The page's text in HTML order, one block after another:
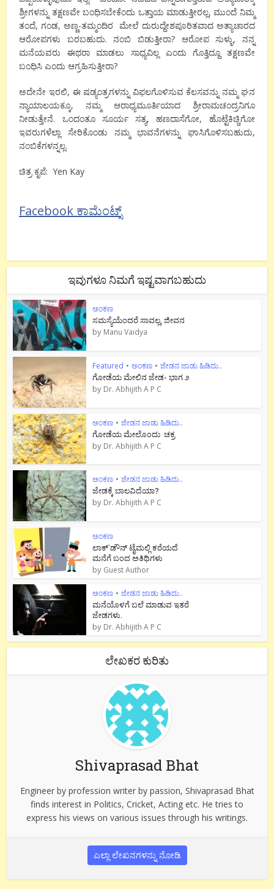
ಶ್ರೀಗಳನ್ನು ತಕ್ಷಣವೇ ಬಂಧಿಸಬೇಕೆಂದು ಒತ್ತಾಯ ಮಾಡುತ್ತೀರಲ್ಲ, ಮುಂದೆ ನಿಮ್ಮ
ತಂದೆ, ಗಂಡ, ಅಣ್ಣ-ತಮ್ಮಂದಿರ ಮೇಲೆ ದುರುದ್ದೇಶಪೂರಿತವಾದ ಅತ್ಯಾಚಾರದ
ಆರೋಪಗಳು ಬರಬಹುದು. ನಂಬಿ ಬಿಡುತ್ತೀರಾ? ಆರೋಪ ಸುಳ್ಳು, ನನ್ನ
ಮನೆಯವರು ಈಥರಾ ಮಾಡಲು ಸಾಧ್ಯವಿಲ್ಲ ಎಂದು ಗೊತ್ತಿದ್ದೂ ತಕ್ಷಣವೇ
ಬಂಧಿಸಿ ಎಂದು ಆಗ್ರಹಿಸುತ್ತೀರಾ?
ಅದೇನೇ ಇರಲಿ, ಈ ಷಡ್ಯಂತ್ರಗಳನ್ನು ವಿಫಲಗೊಳಿಸುವ ಕೆಲಸವನ್ನು ನಮ್ಮ ಘನ
ನ್ಯಾಯಾಲಯಕ್ಕೂ, ನಮ್ಮ ಆರಾಧ್ಯಮೂರ್ತಿಯಾದ ಶ್ರೀರಾಮಚಂದ್ರನಿಗೂ
ನೀಡುತ್ತೇನೆ. ಒಂದಂತೂ ಸೂರ್ಯ ಸತ್ಯ, ಹಣದಾಸೆಗೋ, ಹೊಟ್ಟೆಕಿಚ್ಚಿಗೋ
ಇವರುಗಳೆಲ್ಲಾ ಸೇರಿಕೊಂಡು ನಮ್ಮ ಭಾವನೆಗಳನ್ನು ಘಾಸಿಗೊಳಿಸಬಹುದು,
ನಂಬಿಕೆಗಳನ್ನಲ್ಲ.
ಚಿತ್ರ ಕೃಪೆ: Yen Kay
Facebook ಕಾಮೆಂಟ್ಸ್
ಇವುಗಳೂ ನಿಮಗೆ ಇಷ್ಟವಾಗಬಹುದು
ಅಂಕಣ
ಸಮಸ್ಯೆಯೆಂದರೆ ಸಾವಲ್ಲ, ಜೀವನ
by Manu Vaidya
Featured • ಅಂಕಣ • ಜೇಡನ ಜಾಡು ಹಿಡಿದು..
ಗೋಡೆಯ ಮೇಲಿನ ಜೇಡ- ಭಾಗ ೨
by Dr. Abhijith A P C
ಅಂಕಣ • ಜೇಡನ ಜಾಡು ಹಿಡಿದು..
ಗೋಡೆಯ ಮೇಲೊಂದು ಚಕ್ರ
by Dr. Abhijith A P C
ಅಂಕಣ • ಜೇಡನ ಜಾಡು ಹಿಡಿದು..
ಜೇಡಕ್ಕೆ ಬಾಲವಿದೆಯಾ?
by Dr. Abhijith A P C
ಅಂಕಣ
ಲಾಕ್`ಡೌನ್ ಟೈಮಲ್ಲಿ ಕರೆಯದೆ
ಮನೆಗೆ ಬಂದ ಅತಿಥಿಗಳು
by Guest Author
ಅಂಕಣ • ಜೇಡನ ಜಾಡು ಹಿಡಿದು..
ಮನೆಯೊಳಗೆ ಬಲೆ ಮಾಡುವ ಇತರೆ
ಜೇಡಗಳು.
by Dr. Abhijith A P C
ಲೇಖಕರ ಕುರಿತು
Shivaprasad Bhat
Engineer by profession writer by passion, Shivaprasad Bhat
finds interest in Politics, Cricket, Acting etc. He tries to
express his views on various issues through his writings.
ಎಲ್ಲಾ ಲೇಖನಗಳನ್ನು ನೋಡಿ